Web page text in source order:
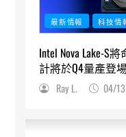
最新情報 科技情
Intel Nova Lake-S
計將於Q4量產登
Ray L. 04/